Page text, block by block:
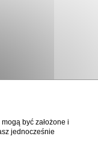
być założone i
jednocześnie